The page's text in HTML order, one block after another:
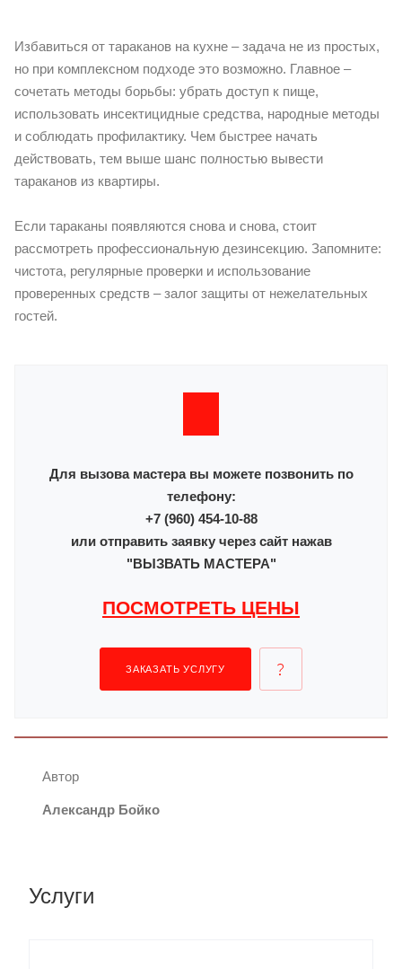
Избавиться от тараканов на кухне – задача не из простых,
но при комплексном подходе это возможно. Главное –
сочетать методы борьбы: убрать доступ к пище,
использовать инсектицидные средства, народные методы
и соблюдать профилактику. Чем быстрее начать
действовать, тем выше шанс полностью вывести
тараканов из квартиры.
Если тараканы появляются снова и снова, стоит
рассмотреть профессиональную дезинсекцию. Запомните:
чистота, регулярные проверки и использование
проверенных средств – залог защиты от нежелательных
гостей.
Для вызова мастера вы можете позвонить по
телефону:
+7 (960) 454-10-88
или отправить заявку через сайт нажав
"ВЫЗВАТЬ МАСТЕРА"
ПОСМОТРЕТЬ ЦЕНЫ
ЗАКАЗАТЬ УСЛУГУ
Автор
Александр Бойко
Услуги